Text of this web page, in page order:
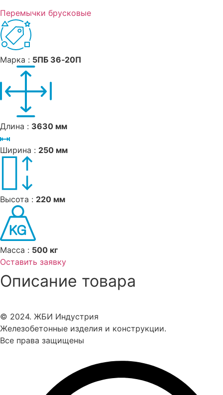
Перемычки брусковые
Марка : 5ПБ 36‑20П
Длина : 3630 мм
Ширина : 250 мм
Высота : 220 мм
Масса : 500 кг
Оставить заявку
Описание товара
© 2024. ЖБИ Индустрия
Железобетонные изделия и конструкции.
Все права защищены